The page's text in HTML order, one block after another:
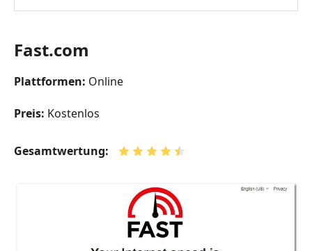
Fast.com
Plattformen: Online
Preis: Kostenlos
Gesamtwertung: